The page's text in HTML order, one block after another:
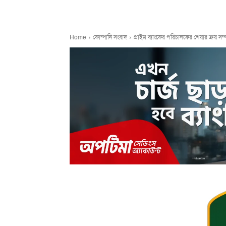
Home কোম্পানি সংবাদ প্রাইম ব্যাংকের পরিচালকের শেয়ার ক্রয়